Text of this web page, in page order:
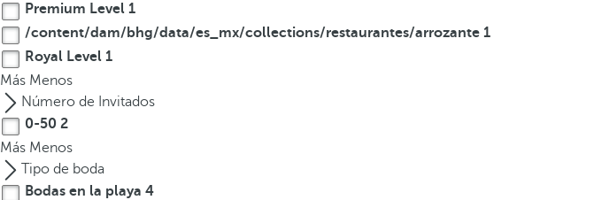
Premium Level 1
/content/dam/bhg/data/es_mx/collections/restaurantes/arrozante 1
Royal Level 1
Más Menos
Número de Invitados
0-50 2
Más Menos
Tipo de boda
Bodas en la playa 4